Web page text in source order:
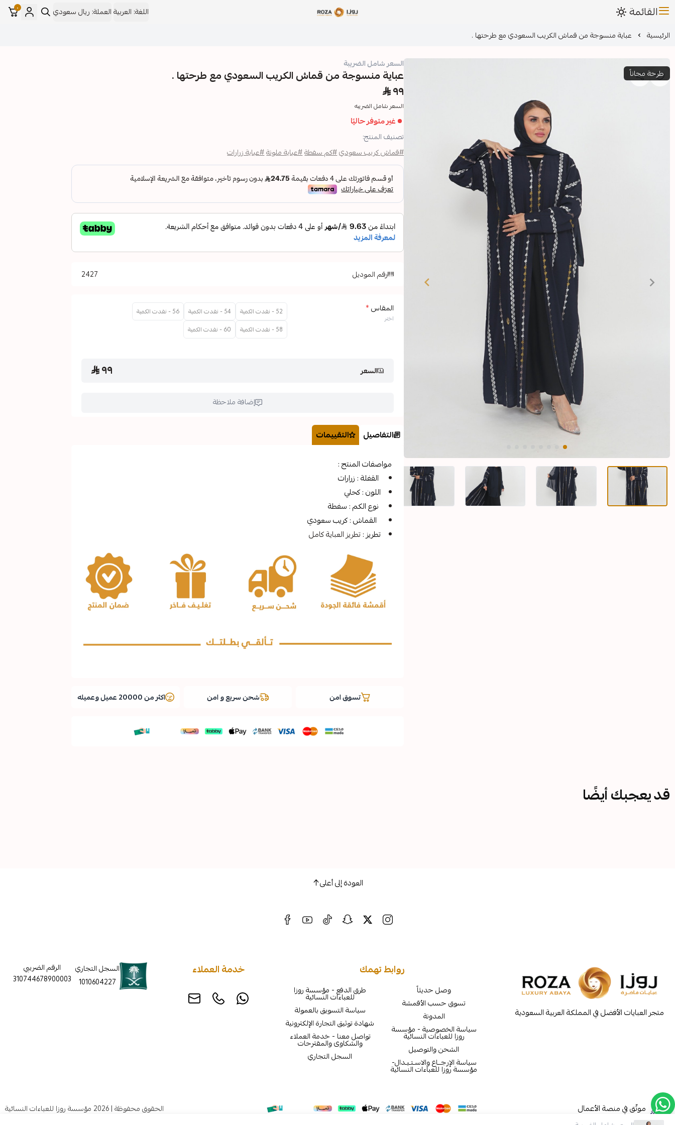
القائمة مؤسسة روزا للعباءات النسائية اللغة: العربيةالعملة: ريال سعودي ٠
الرئيسية عباية منسوجة من قماش الكريب السعودي مع طرحتها .
طرحة مجاناً
السعر شامل الضريبة
عباية منسوجة من قماش الكريب السعودي مع طرحتها .
٩٩
السعر شامل الضريبه
غير متوفر حاليًا
تصنيف المنتج:
#قماش كريب سعودي#كم سفطة#عباية ملونة#عباية زرارات
رقم الموديل 2427
المقاس*
اختر
52 - نفدت الكمية 54 - نفدت الكمية
56 - نفدت الكمية
58 - نفدت الكمية
60 - نفدت الكمية
السعر ٩٩
إضافة ملاحظة
التفاصيل التقييمات
مواصفات المنتج :
القفلة : زرارات
اللون : كحلي
نوع الكم : سفطة
القماش : كريب سعودي
تطريز :تطريز العباية كامل
تسوق امن شحن سريع و امن اكثر من 20000 عميل وعميله
قد يعجبك أيضًا
العودة إلى أعلى
متجر العبايات الأفضل في المملكة العربية السعودية
روابط تهمك
وصل حديثاً
تسوق حسب الأقمشة
المدونة
سياسة الخصوصية - مؤسسة
روزا للعباءات النسائية
الشحن والتوصيل
سياسة الإرجــاع والاسـتـبـدال-
مؤسسة روزا للعباءات النسائية
طرق الدفع - مؤسسة روزا
للعباءات النسائية
سياسة التسويق بالعمولة
شهادة توثيق التجارة الإلكترونية
تواصل معنا - خدمة العملاء
والشكاوى والمقترحات
السجل التجاري
خدمة العملاء
السجل التجاري
1010604227
الرقم الضريبي
310744678900003
موثّق في منصة الأعمال الحقوق محفوظة | 2026 مؤسسة روزا للعباءات النسائية